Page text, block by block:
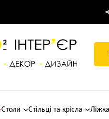
Столи Стільці та крісла